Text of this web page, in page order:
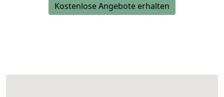
Kostenlose Angebote erhalten